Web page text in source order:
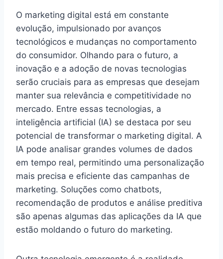
O marketing digital está em constante
evolução, impulsionado por avanços
tecnológicos e mudanças no comportamento
do consumidor. Olhando para o futuro, a
inovação e a adoção de novas tecnologias
serão cruciais para as empresas que desejam
manter sua relevância e competitividade no
mercado. Entre essas tecnologias, a
inteligência artificial (IA) se destaca por seu
potencial de transformar o marketing digital. A
IA pode analisar grandes volumes de dados
em tempo real, permitindo uma personalização
mais precisa e eficiente das campanhas de
marketing. Soluções como chatbots,
recomendação de produtos e análise preditiva
são apenas algumas das aplicações da IA que
estão moldando o futuro do marketing.